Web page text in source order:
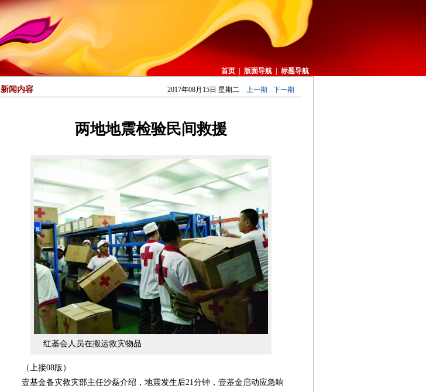
首页 版面导航 标题导航
新闻内容 2017年08月15日 星期二 上一期 下一期
两地地震检验民间救援
红基会人员在搬运救灾物品
（上接08版）
壹基金备灾救灾部主任沙磊介绍，地震发生后21分钟，壹基金启动应急响